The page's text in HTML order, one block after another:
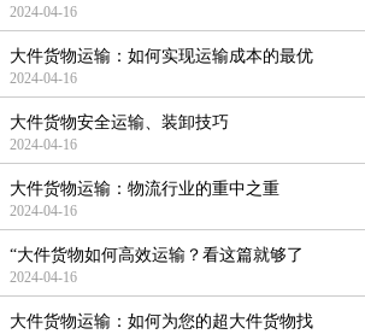
2024-04-16
大件货物运输：如何实现运输成本的最优
2024-04-16
大件货物安全运输、装卸技巧
2024-04-16
大件货物运输：物流行业的重中之重
2024-04-16
“大件货物如何高效运输？看这篇就够了
2024-04-16
大件货物运输：如何为您的超大件货物找